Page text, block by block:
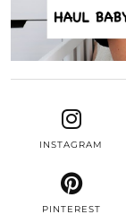
INSTAGRAM
PINTEREST